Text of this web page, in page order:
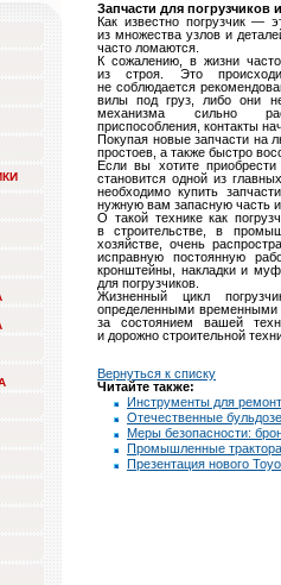
Запчасти для погрузчиков
Как известно погрузчик —
из множества узлов и
часто ломаются.
К сожалению, в жизни
из строя. Это
не соблюдается
вилы под груз, либо они
механизма сильно
приспособления, контакты
Покупая новые запчасти на
простоев, а также быстро
Если вы хотите
становится одной из
необходимо купить
нужную вам запасную часть
О такой технике как
в строительстве, в
хозяйстве, очень
исправную постоянную
кронштейны, накладки и
для погрузчиков.
Жизненный цикл
определенными временными
за состоянием вашей
и дорожно строительной
Вернуться к списку
Читайте также:
Инструменты для
Отечественные
Меры безопасности:
Промышленные трактора
Презентация нового